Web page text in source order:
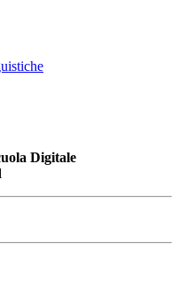
Digitale